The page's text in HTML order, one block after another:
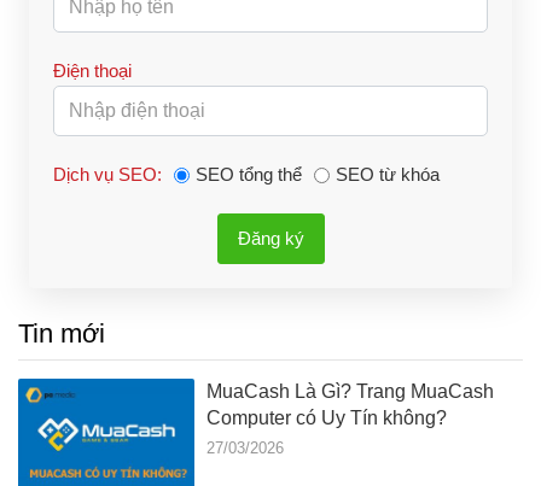
Điện thoại
Dịch vụ SEO: SEO tổng thể SEO từ khóa
Đăng ký
Tin mới
MuaCash Là Gì? Trang MuaCash
Computer có Uy Tín không?
27/03/2026